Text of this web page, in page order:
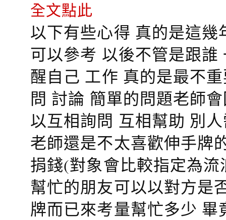
全文點此
以下有些心得 真的是這
可以參考 以後不管是跟
醒自己 工作 真的是最不
問 討論 簡單的問題老師
以互相詢問 互相幫助 別
老師還是不太喜歡伸手牌
捐錢(對象會比較指定為
幫忙的朋友可以以對方是
牌而已來考量幫忙多少